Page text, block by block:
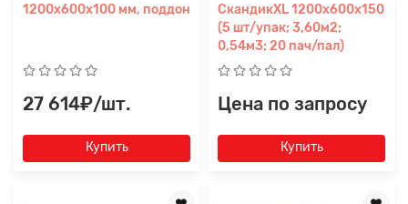
1200х600х100 мм, поддон
27 614₽/шт.
Купить
СкандикXL 1200x600x150
(5 шт/упак; 3,60м2;
0,54м3; 20 пач/пал)
Цена по запросу
Купить